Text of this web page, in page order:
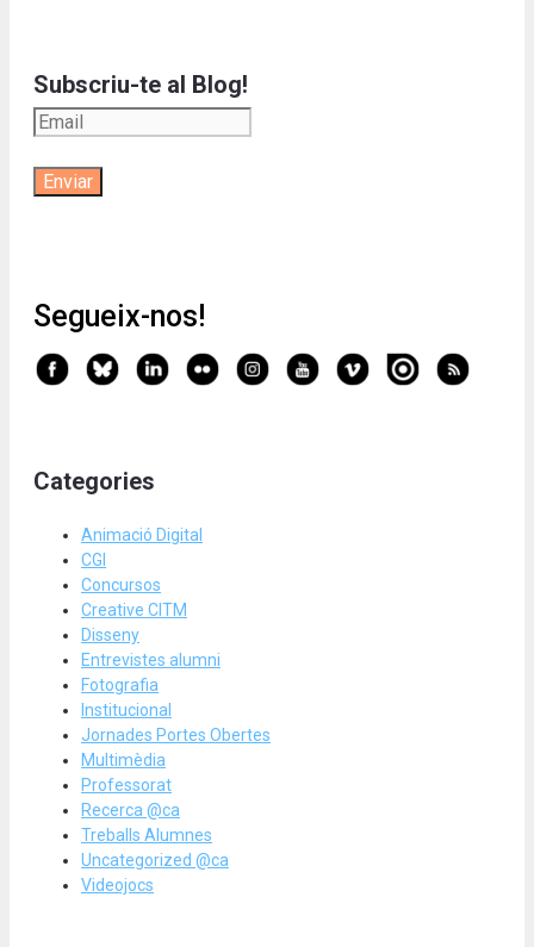
Subscriu-te al Blog!
Segueix-nos!
Categories
Animació Digital
CGI
Concursos
Creative CITM
Disseny
Entrevistes alumni
Fotografia
Institucional
Jornades Portes Obertes
Multimèdia
Professorat
Recerca @ca
Treballs Alumnes
Uncategorized @ca
Videojocs